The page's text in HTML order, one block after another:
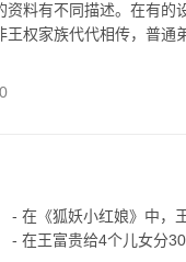
资料有不同描述。在有
王权家族代代相传，普
- 在《狐妖小红娘》中，
- 在王富贵给4个儿女分